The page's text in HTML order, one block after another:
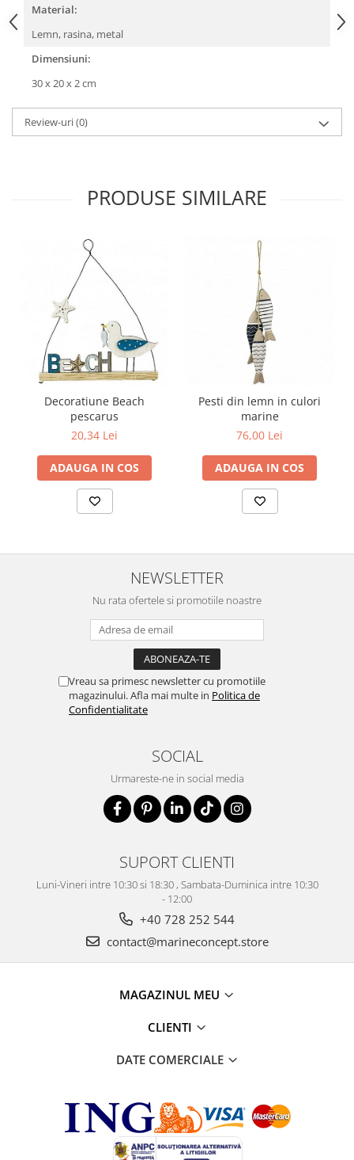
Material:
Lemn, rasina, metal
Dimensiuni:
30 x 20 x 2 cm
Review-uri(0)
PRODUSE SIMILARE
Decoratiune Beach
pescarus
20,34 Lei
ADAUGA IN COS
Pesti din lemn in culori
marine
76,00 Lei
ADAUGA IN COS
NEWSLETTER
Nu rata ofertele si promotiile noastre
Vreau sa primesc newsletter cu promotiile
magazinului. Afla mai multe in Politica de
Confidentialitate
SOCIAL
Urmareste-ne in social media
SUPORT CLIENTI
Luni-Vineri intre 10:30 si 18:30 , Sambata-Duminica intre 10:30
- 12:00
+40 728 252 544
contact@marineconcept.store
MAGAZINUL MEU
CLIENTI
DATE COMERCIALE